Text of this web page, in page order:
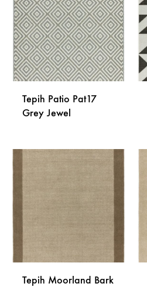
LISTU
ŽELJA
Tepih Patio Pat17
Grey Jewel
Tepih Moorland Bark